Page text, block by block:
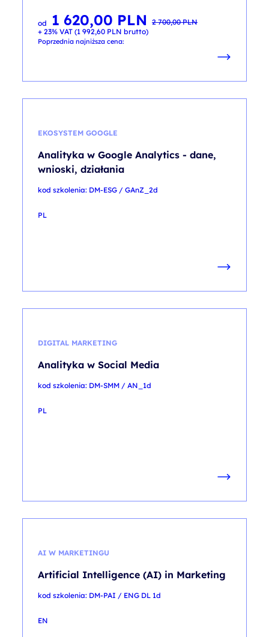
od 2 700,00PLN
Pierwotna
cena
wynosiła:
2 700,00 PLN.
1 620,00 PLN
Aktualna
cena
wynosi:
1 620,00 PLN.
+ 23% VAT (1 992,60 PLN brutto)
Poprzednia najniższa cena:
EKOSYSTEM GOOGLE
Analityka w Google Analytics - dane,
wnioski, działania
kod szkolenia: DM-ESG / GAnZ_2d
PL
DIGITAL MARKETING
Analityka w Social Media
kod szkolenia: DM-SMM / AN_1d
PL
AI W MARKETINGU
Artificial Intelligence (AI) in Marketing
kod szkolenia: DM-PAI / ENG DL 1d
EN